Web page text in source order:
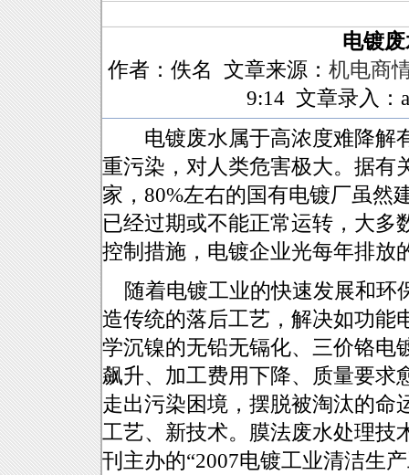
电镀
作者：佚名 文章来源： 机电商
9:14 文章录入：
电镀废水属于高浓度难降解
重污染，对人类危害极大。据有
家，80%左右的国有电镀厂虽然
已经过期或不能正常运转，大多
控制措施，电镀企业光每年排放
随着电镀工业的快速发展和环
造传统的落后工艺，解决如功能
学沉镍的无铅无镉化、三价铬电
飙升、加工费用下降、质量要求
走出污染困境，摆脱被淘汰的命
工艺、新技术。膜法废水处理技
刊主办的“2007电镀工业清洁生